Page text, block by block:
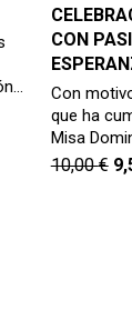
CON
Con
que ha
Misa
10,00€